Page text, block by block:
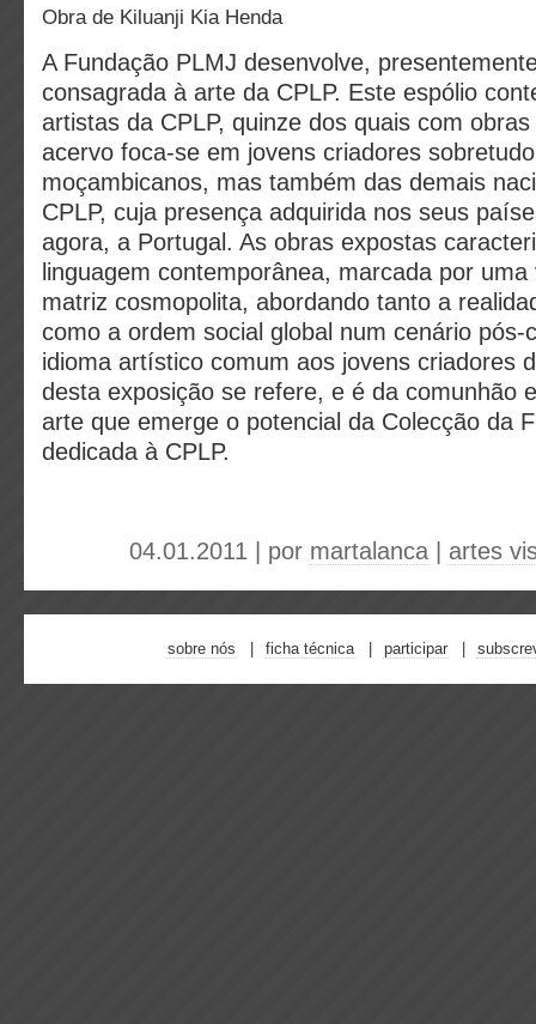
obra de Kiluanji Kia Henda
A Fundação PLMJ desenvolve,
consagrada à arte da CPLP. Este espólio
artistas da CPLP, quinze dos quais com
acervo foca-se em jovens criadores
moçambicanos, mas também das demais
CPLP, cuja presença adquirida nos seus
agora, a Portugal. As obras expostas
linguagem contemporânea, marcada por
matriz cosmopolita, abordando tanto a
como a ordem social global num cenário pós-
idioma artístico comum aos jovens criadores
desta exposição se refere, e é da comunhão
arte que emerge o potencial da Colecção da
dedicada à CPLP.
04.01.2011 | por martalanca artes
sobre nós ficha técnica participar